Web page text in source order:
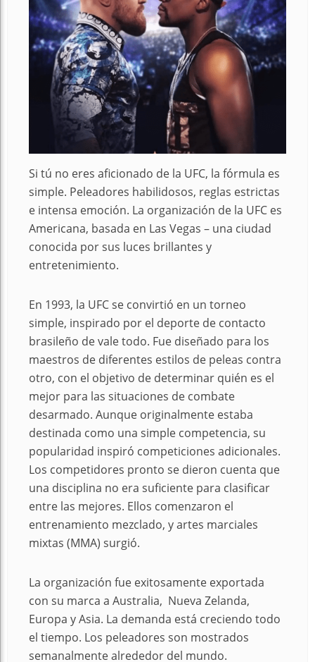
Si tú no eres aficionado de la UFC, la fórmula es
simple. Peleadores habilidosos, reglas estrictas
e intensa emoción. La organización de la UFC es
Americana, basada en Las Vegas – una ciudad
conocida por sus luces brillantes y
entretenimiento.
En 1993, la UFC se convirtió en un torneo
simple, inspirado por el deporte de contacto
brasileño de vale todo. Fue diseñado para los
maestros de diferentes estilos de peleas contra
otro, con el objetivo de determinar quién es el
mejor para las situaciones de combate
desarmado. Aunque originalmente estaba
destinada como una simple competencia, su
popularidad inspiró competiciones adicionales.
Los competidores pronto se dieron cuenta que
una disciplina no era suficiente para clasificar
entre las mejores. Ellos comenzaron el
entrenamiento mezclado, y artes marciales
mixtas (MMA) surgió.
La organización fue exitosamente exportada
con su marca a Australia, Nueva Zelanda,
Europa y Asia. La demanda está creciendo todo
el tiempo. Los peleadores son mostrados
semanalmente alrededor del mundo.